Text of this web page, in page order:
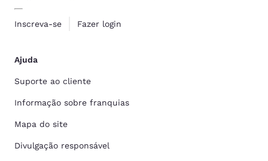
Inscreva-se Fazer login
Ajuda
Suporte ao cliente
Informação sobre franquias
Mapa do site
Divulgação responsável